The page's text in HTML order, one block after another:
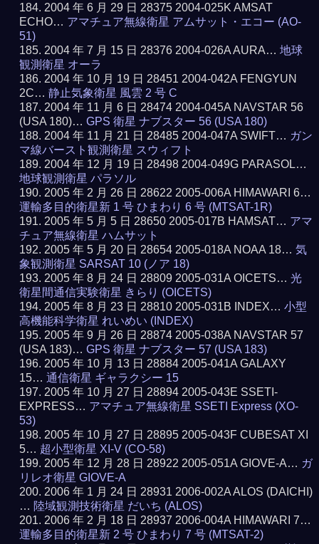
2004 年 6 月 29 日 28375 2004-025K AMSAT
ECHO… アマチュア無線衛星 アムサット・エコー (AO-
51)
2004 年 7 月 15 日 28376 2004-026A AURA…地球
観測衛星 オーラ
2004 年 10 月 19 日 28451 2004-042A FENGYUN
2C…静止気象衛星 風雲 2 号 C
2004 年 11 月 6 日 28474 2004-045A NAVSTAR 56
(USA 180)…GPS 衛星 ナブスター 56 (USA 180)
2004 年 11 月 21 日 28485 2004-047A SWIFT… ガン
マ線バースト観測衛星 スウィフト
2004 年 12 月 19 日 28498 2004-049G PARASOL…
地球観測衛星 パラソル
2005 年 2 月 26 日 28622 2005-006A HIMAWARI 6…
運輸多目的衛星新 1 号 ひまわり 6 号 (MTSAT-1R)
2005 年 5 月 5 日 28650 2005-017B HAMSAT… アマ
チュア無線衛星 ハムサット
2005 年 5 月 20 日 28654 2005-018A NOAA 18…気
象観測衛星 SARSAT 10 (ノア 18)
2005 年 8 月 24 日 28809 2005-031A OICETS…光
衛星間通信実験衛星 きらり (OICETS)
2005 年 8 月 23 日 28810 2005-031B INDEX…小型
高機能科学衛星 れいめい (INDEX)
2005 年 9 月 26 日 28874 2005-038A NAVSTAR 57
(USA 183)…GPS 衛星 ナブスター 57 (USA 183)
2005 年 10 月 13 日 28884 2005-041A GALAXY
15…通信衛星 ギャラクシー 15
2005 年 10 月 27 日 28894 2005-043E SSETI-
EXPRESS… アマチュア無線衛星 SSETI Express (XO-
53)
2005 年 10 月 27 日 28895 2005-043F CUBESAT XI
5… 超小型衛星 XI-V (CO-58)
2005 年 12 月 28 日 28922 2005-051A GIOVE-A… ガ
リレオ衛星 GIOVE-A
2006 年 1 月 24 日 28931 2006-002A ALOS (DAICHI)
… 陸域観測技術衛星 だいち (ALOS)
2006 年 2 月 18 日 28937 2006-004A HIMAWARI 7…
運輸多目的衛星新 2 号 ひまわり 7 号 (MTSAT-2)